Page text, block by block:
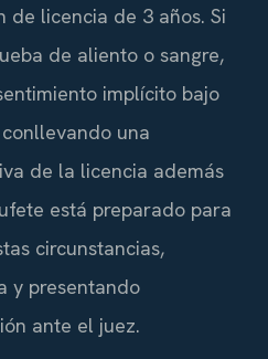
de licencia de 3 años. Si
de aliento o sangre,
implícito bajo
una
de la licencia además
está preparado para
circunstancias,
y presentando
ante el juez.